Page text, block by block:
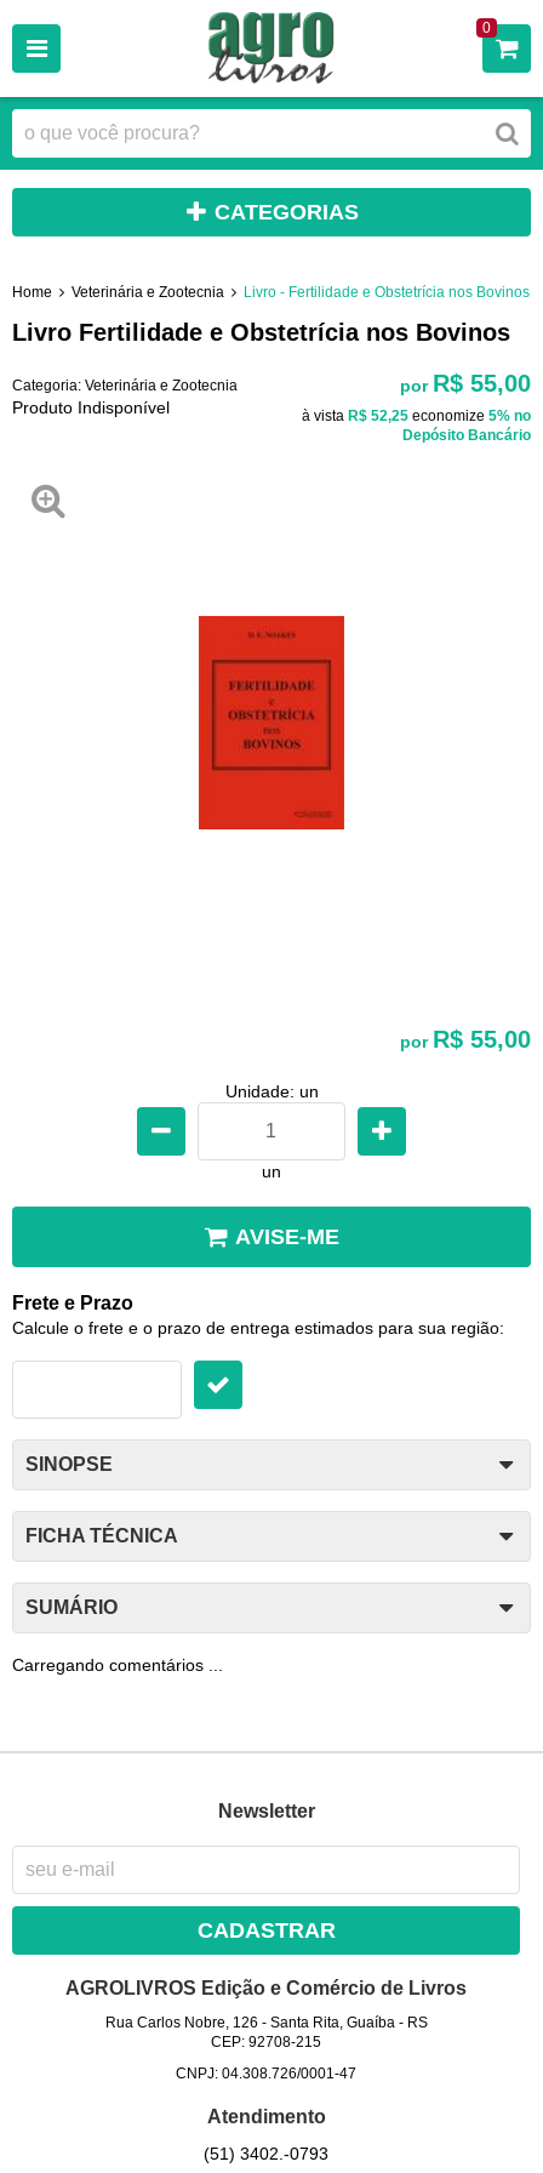
0
CATEGORIAS
Home Veterinária e Zootecnia Livro - Fertilidade e Obstetrícia nos Bovinos
Livro Fertilidade e Obstetrícia nos Bovinos
Categoria: Veterinária e Zootecnia
Produto Indisponível
por R$ 55,00
à vista R$ 52,25 economize 5% no
Depósito Bancário
por R$ 55,00
Unidade: un
un
AVISE-ME
Frete e Prazo
Calcule o frete e o prazo de entrega estimados para sua região:
SINOPSE
FICHA TÉCNICA
SUMÁRIO
Carregando comentários ...
Newsletter
CADASTRAR
AGROLIVROS Edição e Comércio de Livros
Rua Carlos Nobre, 126 - Santa Rita, Guaíba- RS
CEP: 92708-215
CNPJ: 04.308.726/0001-47
Atendimento
(51) 3402.-0793